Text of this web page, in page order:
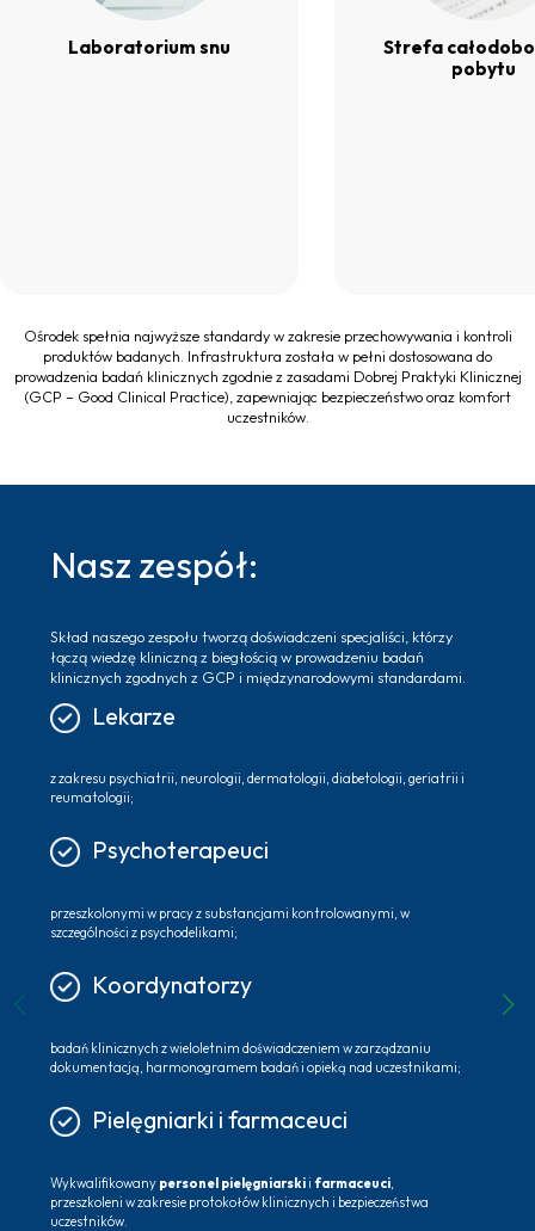
Laboratorium snu
Strefa
pobytu
Ośrodek spełnia najwyższe standardy w zakresie przechowywania i kontroli
produktów badanych. Infrastruktura została w pełni dostosowana do
prowadzenia badań klinicznych zgodnie z zasadami Dobrej Praktyki Klinicznej
(GCP – Good Clinical Practice), zapewniając bezpieczeństwo oraz komfort
uczestników.
Nasz zespół:
Skład naszego zespołu tworzą doświadczeni specjaliści, którzy
łączą wiedzę kliniczną z biegłością w prowadzeniu badań
klinicznych zgodnych z GCP i międzynarodowymi standardami.
Lekarze
z zakresu psychiatrii, neurologii, dermatologii, diabetologii, geriatrii i
reumatologii;
Psychoterapeuci
przeszkolonymi w pracy z substancjami kontrolowanymi, w
szczególności z psychodelikami;
Koordynatorzy
badań klinicznych z wieloletnim doświadczeniem w zarządzaniu
dokumentacją, harmonogramem badań i opieką nad uczestnikami;
Pielęgniarki i farmaceuci
Wykwalifikowany personel pielęgniarskii farmaceuci
przeszkoleni w zakresie protokołów klinicznych i bezpieczeństwa
uczestników.